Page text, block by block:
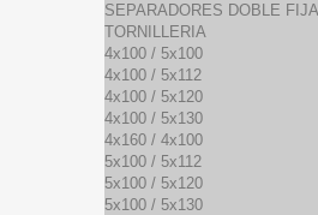
SEPARADORES DOBLE
TORNILLERIA
4x100 / 5x100
4x100 / 5x112
4x100 / 5x120
4x100 / 5x130
4x160 / 4x100
5x100 / 5x112
5x100 / 5x120
5x100 / 5x130